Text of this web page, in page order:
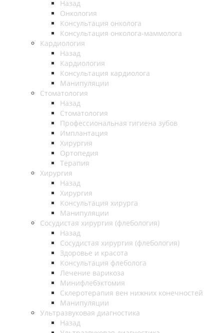
Назад
Онкология
Консультация онколога
Консультация онколога-маммолога
Кардиология
Назад
Кардиология
Консультация кардиолога
Манипуляции
Стоматология
Назад
Стоматология
Профессиональная гигиена зубов
Имплантация
Хирургия
Ортопедия
Терапия
Хирургия
Назад
Хирургия
Консультация хирурга
Манипуляции
Cосудистая хирургия (флебология)
Назад
Cосудистая хирургия (флебология)
Здоровье и красота
Консультация флеболога
Лечение варикоза
Минифлебэктомия
Склеротерапия вен нижних конечностей
Манипуляции
Ультразвуковая диагностика
Назад